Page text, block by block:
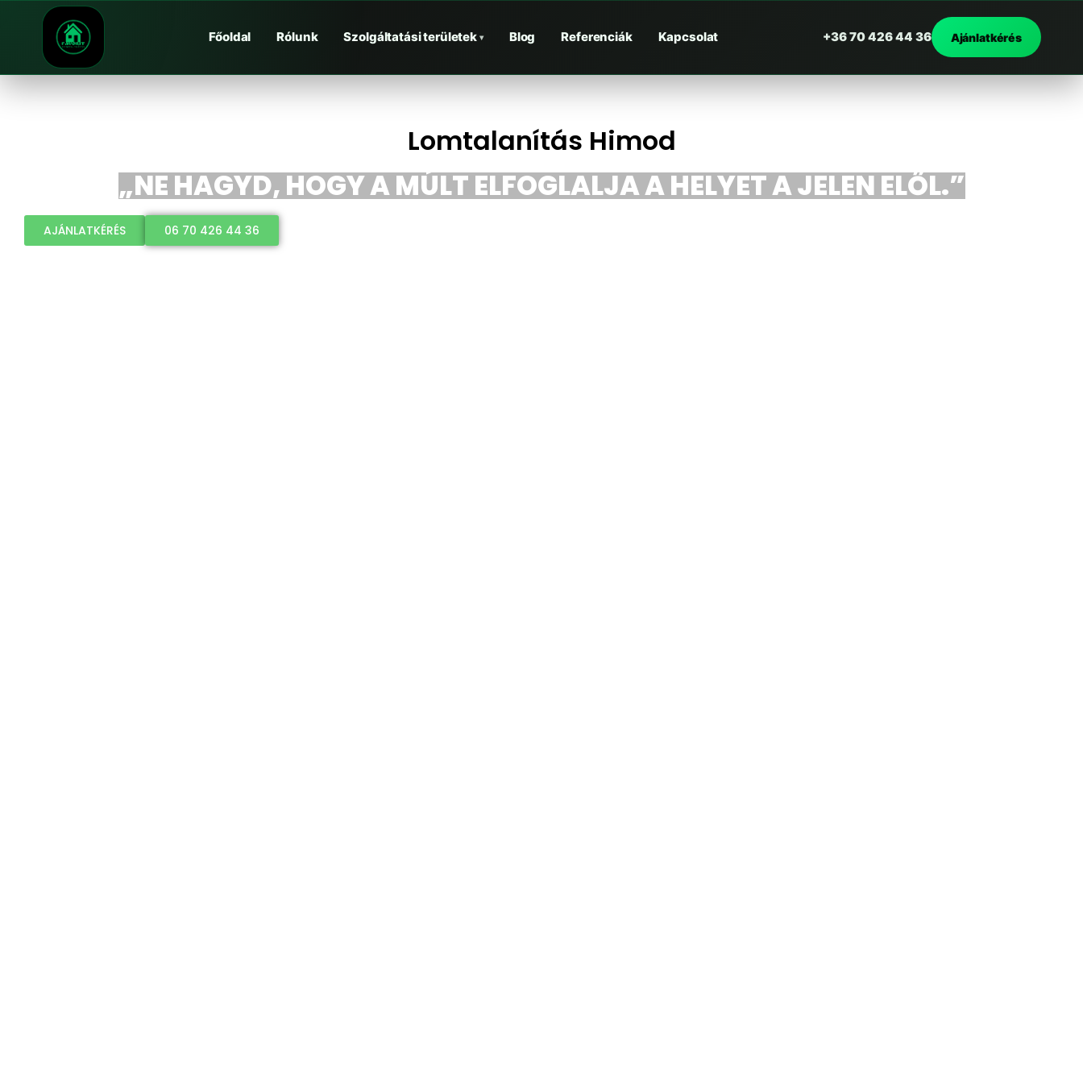
Főoldal Rólunk Szolgáltatási területek ▾ Blog Referenciák Kapcsolat +36 70 426 44 36 Ajánlatkérés
Lomtalanítás Himod
„NE HAGYD, HOGY A MÚLT ELFOGLALJA A HELYET A JELEN ELŐL.”
AJÁNLATKÉRÉS 06 70 426 44 36